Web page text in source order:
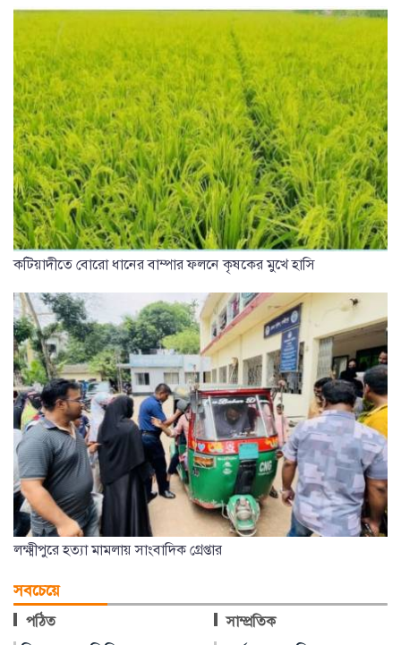
কটিয়াদীতে বোরো ধানের বাম্পার ফলনে কৃষকের মুখে হাসি
লক্ষ্মীপুরে হত্যা মামলায় সাংবাদিক গ্রেপ্তার
সবচেয়ে
পঠিত সাম্প্রতিক